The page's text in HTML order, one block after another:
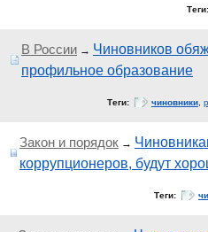
Теги:
В России → Чиновников
профильное образование
Теги: чиновники
Закон и порядок →
коррупционеров, будут
Теги: